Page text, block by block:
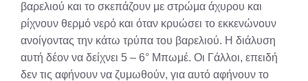
βαρελιού και το σκεπάζουν με στρώμα άχυρου και
ρίχνουν θερμό νερό και όταν κρυώσει το εκκενώνουν
ανοίγοντας την κάτω τρύπα του βαρελιού. Η διάλυση
αυτή δέον να δείχνει 5 – 6° Μπωμέ. Οι Γάλλοι, επειδή
δεν τις αφήνουν να ζυμωθούν, για αυτό αφήνουν το